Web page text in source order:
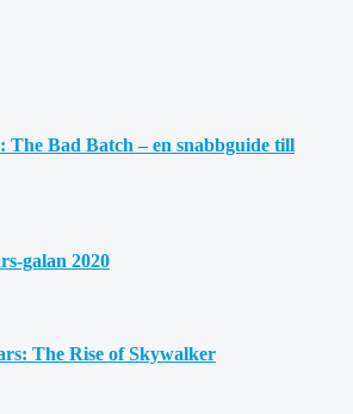
The Bad Batch – en snabbguide till
galan 2020
The Rise of Skywalker